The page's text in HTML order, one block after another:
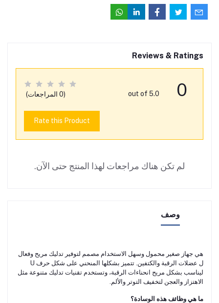
Reviews & Ratings
0
out of 5.0 (0 المراجعات)
Rate this Product
لم تكن هناك مراجعات لهذا المنتج حتى الآن.
وصف
هي جهاز صغير محمول وسهل الاستخدام مصمم لتوفير تدليك مريح وفعال
ل عضلات الرقبة والكتفين. تتميز بشكلها المنحني على شكل حرف U
ليناسب بشكل مريح انحناءات الرقبة، وتستخدم تقنيات تدليك متنوعة مثل
الاهتزاز والعجن لتخفيف التوتر والألم.
ما هي وظائف هذه الوسادة؟